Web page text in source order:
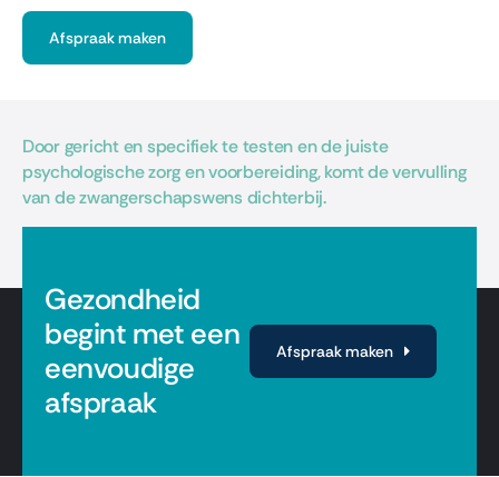
Afspraak maken
Door gericht en specifiek te testen en de juiste
psychologische zorg en voorbereiding, komt de vervulling
van de zwangerschapswens dichterbij.
Gezondheid
begint met een
eenvoudige
afspraak
Afspraak maken